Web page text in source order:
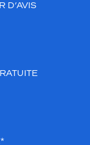
D’AVIS